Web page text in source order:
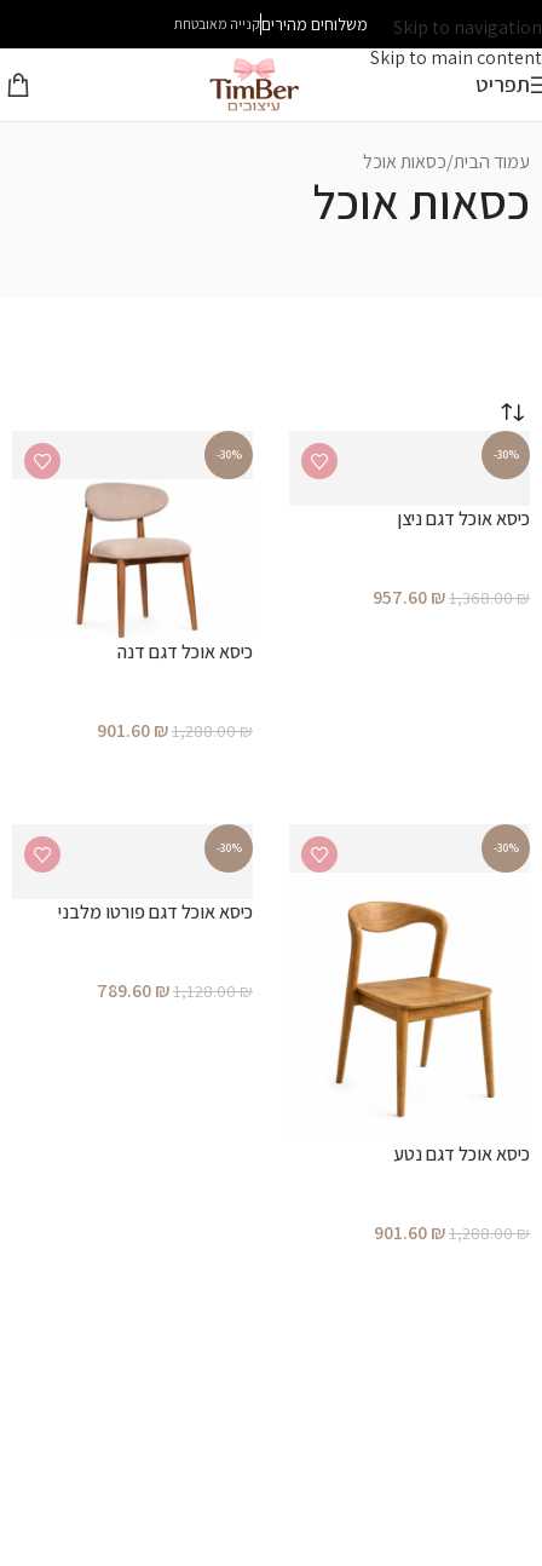
Skip to navigation
Skip to main content
משלוחים מהיריםקנייה מאובטחת
תפריט
עמוד הבית כסאות אוכל
כסאות אוכל
-30%
כיסא אוכל דגם ניצן
1,368.00₪
957.60₪
-30%
כיסא אוכל דגם דנה
1,288.00₪
901.60₪
-30%
כיסא אוכל דגם נטע
1,288.00₪
901.60₪
-30%
כיסא אוכל דגם פורטו מלבני
1,128.00₪
789.60₪